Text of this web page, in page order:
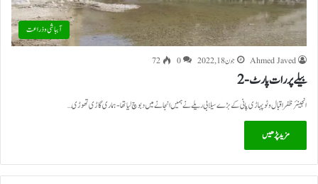
آبباشی وذراعت
Ahmed Javed جون 18, 2022 0
72
بیلے پر رات پارٹ -2
انجینئر ظفر اقبال وٹو پہاڑی پانی کے بڑے سیلابی ریلے نے ہمیں انجانے میں دبوچ لیا تھا- ہماری گاڑی تھوڑی…
مزید پڑھیں